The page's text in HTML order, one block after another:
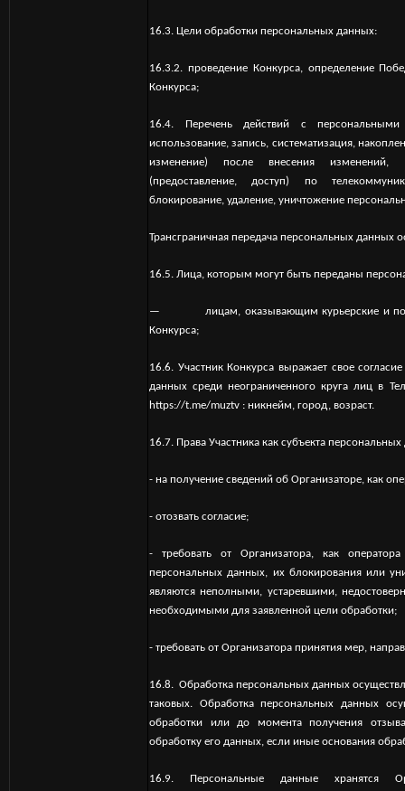
16.3. Цели обработки персональных данных:
16.3.2. проведение Конкурса, определение
Конкурса;
16.4. Перечень действий с
использование, запись, систематизация,
изменение) после внесения изменений,
(предоставление, доступ) по
блокирование, удаление, уничтожение
Трансграничная передача персональных данных
16.5. Лица, которым могут быть переданы
— лицам, оказывающим курьерские и
Конкурса;
16.6. Участник Конкурса выражает свое
данных среди неограниченного круга лиц в
https://t.me/muztv : никнейм, город, возраст.
16.7. Права Участника как субъекта
- на получение сведений об Организаторе, как
- отозвать согласие;
- требовать от Организатора, как
персональных данных, их блокирования или
являются неполными, устаревшими,
необходимыми для заявленной цели обработки;
- требовать от Организатора принятия мер,
16.8. Обработка персональных данных
таковых. Обработка персональных данных
обработки или до момента получения
обработку его данных, если иные основания
16.9. Персональные данные хранятся